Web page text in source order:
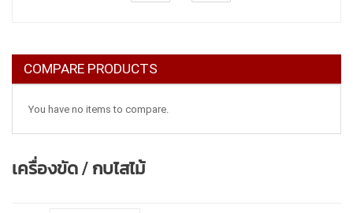
เครื่องขัด / กบไสไม้
COMPARE PRODUCTS
You have no items to compare.